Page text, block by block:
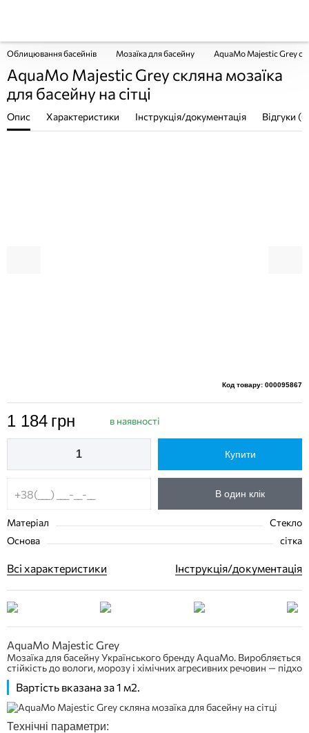
Облицювання басейнів Мозаїка для басейну AquaMo Majestic Grey
AquaMo Majestic Grey скляна мозаїка
для басейну на сітці
Опис Характеристики Інструкція/документація Відгуки
Код товару: 000095867
1 184 грн в наявності
Купити
В один клік
Матеріал
Стекло
Основа
сітка
Всі характеристики Інструкція/документація
AquaMo Majestic Grey
Мозаїка для басейну Українського бренду AquaMo.
стійкість до вологи, морозу і хімічних агресивних речовин —
Вартість вказана за 1 м2.
Технічні параметри: